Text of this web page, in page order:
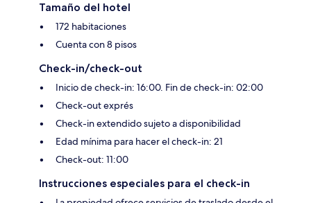
Tamaño del hotel
172 habitaciones
Cuenta con 8 pisos
Check-in/check-out
Inicio de check-in: 16:00. Fin de check-in: 02:00
Check-out exprés
Check-in extendido sujeto a disponibilidad
Edad mínima para hacer el check-in: 21
Check-out: 11:00
Instrucciones especiales para el check-in